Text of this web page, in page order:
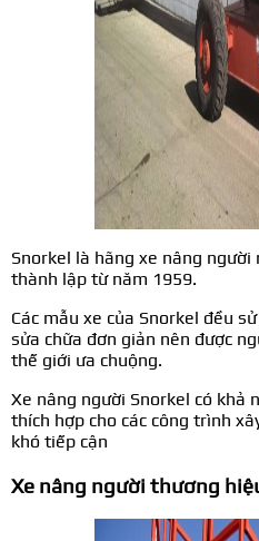
Snorkel là hãng xe nâng người
thành lập từ năm 1959.
Các mẫu xe của Snorkel đều
sửa chữa đơn giản nên được
thế giới ưa chuộng.
Xe nâng người Snorkel có khả
thích hợp cho các công trình
khó tiếp cận
Xe nâng người thương